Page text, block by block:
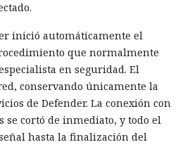
inició automáticamente el
que normalmente
en seguridad. El
conservando únicamente la
de Defender. La conexión con
se cortó de inmediato, y todo el
hasta la finalización del